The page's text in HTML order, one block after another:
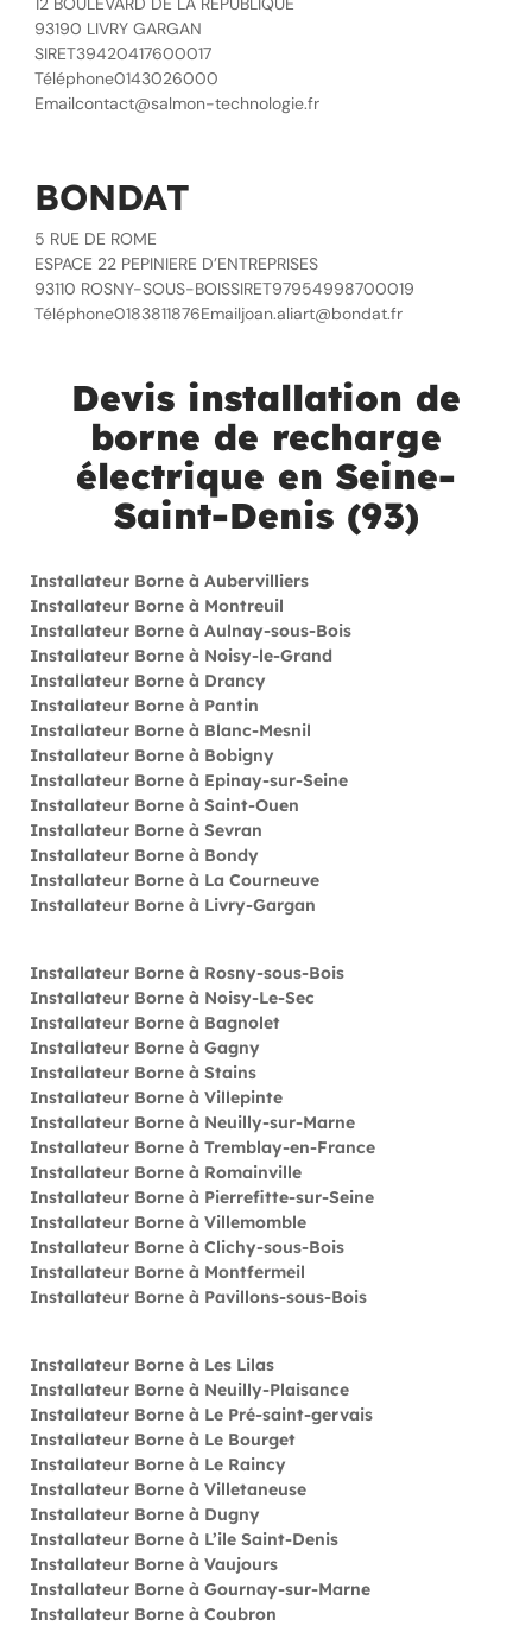
93190 LIVRY GARGAN
SIRET39420417600017
Téléphone0143026000
Emailcontact@salmon-technologie.fr
BONDAT
5 RUE DE ROME
ESPACE 22 PEPINIERE D’ENTREPRISES
93110 ROSNY-SOUS-BOISSIRET97954998700019
Téléphone0183811876Emailjoan.aliart@bondat.fr
Devis installation de
borne de recharge
électrique en Seine-
Saint-Denis (93)
Installateur Borne à Aubervilliers
Installateur Borne à Montreuil
Installateur Borne à Aulnay-sous-Bois
Installateur Borne à Noisy-le-Grand
Installateur Borne à Drancy
Installateur Borne à Pantin
Installateur Borne à Blanc-Mesnil
Installateur Borne à Bobigny
Installateur Borne à Epinay-sur-Seine
Installateur Borne à Saint-Ouen
Installateur Borne à Sevran
Installateur Borne à Bondy
Installateur Borne à La Courneuve
Installateur Borne à Livry-Gargan
Installateur Borne à Rosny-sous-Bois
Installateur Borne à Noisy-Le-Sec
Installateur Borne à Bagnolet
Installateur Borne à Gagny
Installateur Borne à Stains
Installateur Borne à Villepinte
Installateur Borne à Neuilly-sur-Marne
Installateur Borne à Tremblay-en-France
Installateur Borne à Romainville
Installateur Borne à Pierrefitte-sur-Seine
Installateur Borne à Villemomble
Installateur Borne à Clichy-sous-Bois
Installateur Borne à Montfermeil
Installateur Borne à Pavillons-sous-Bois
Installateur Borne à Les Lilas
Installateur Borne à Neuilly-Plaisance
Installateur Borne à Le Pré-saint-gervais
Installateur Borne à Le Bourget
Installateur Borne à Le Raincy
Installateur Borne à Villetaneuse
Installateur Borne à Dugny
Installateur Borne à L’ile Saint-Denis
Installateur Borne à Vaujours
Installateur Borne à Gournay-sur-Marne
Installateur Borne à Coubron